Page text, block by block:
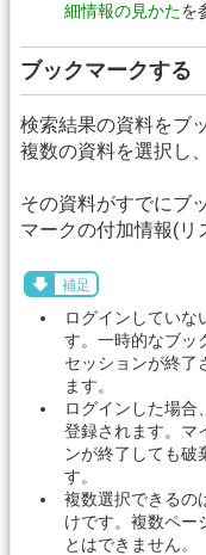
細情報の見かたを
ブックマークする
検索結果の資料をブ
複数の資料を選択し
その資料がすでにブ
マークの付加情報(リ
補足
ログインしていな
す。一時的なブッ
セッションが終了
ます。
ログインした場合
登録されます。マ
ンが終了しても破
す。
複数選択できるの
けです。複数ペー
とはできません。